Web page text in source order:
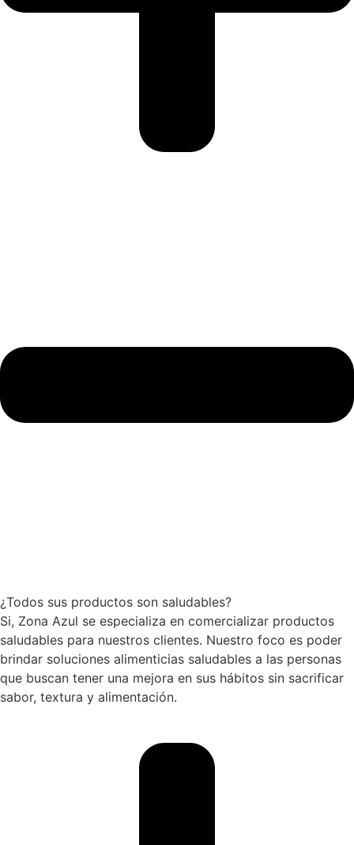
¿Todos sus productos son saludables?
Si, Zona Azul se especializa en comercializar productos
saludables para nuestros clientes. Nuestro foco es poder
brindar soluciones alimenticias saludables a las personas
que buscan tener una mejora en sus hábitos sin sacrificar
sabor, textura y alimentación.